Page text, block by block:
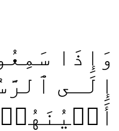
وَإِذَا
إِلَـى
أَعۡيُنَهُمۡ